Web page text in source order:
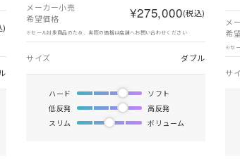
)
メーカー小売
希望価格
¥275,000(税込)
※セール対象商品のため、実際の価格は店舗へお問い合わせください
サイズ ダブル
ハード
ソフト
低反発
高反発
スリム
ボリューム
メ
希
※セ
サ